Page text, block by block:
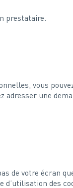
prestataire.
vous
adresser une
de votre écran
des